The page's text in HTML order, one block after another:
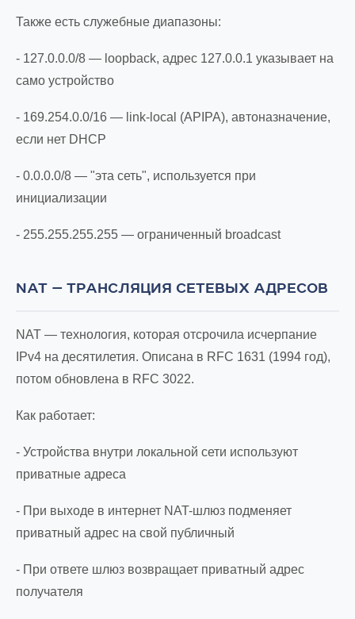
Также есть служебные диапазоны:
- 127.0.0.0/8 — loopback, адрес 127.0.0.1 указывает на
само устройство
- 169.254.0.0/16 — link-local (APIPA), автоназначение,
если нет DHCP
- 0.0.0.0/8 — "эта сеть", используется при
инициализации
- 255.255.255.255 — ограниченный broadcast
NAT — ТРАНСЛЯЦИЯ СЕТЕВЫХ АДРЕСОВ
NAT — технология, которая отсрочила исчерпание
IPv4 на десятилетия. Описана в RFC 1631 (1994 год),
потом обновлена в RFC 3022.
Как работает:
- Устройства внутри локальной сети используют
приватные адреса
- При выходе в интернет NAT-шлюз подменяет
приватный адрес на свой публичный
- При ответе шлюз возвращает приватный адрес
получателя